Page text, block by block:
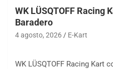
WK LÜSQTOFF Racing
Baradero
4 agosto, 2026 E-Kart
WK LÜSQTOFF Racing Kart